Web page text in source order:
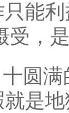
能
受，
圆
是